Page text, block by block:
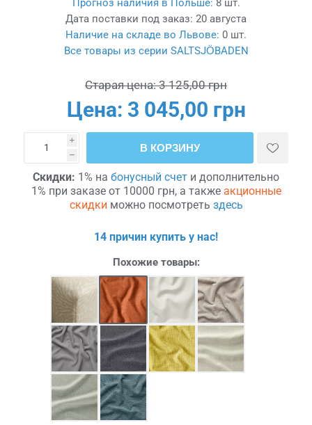
Прогноз наличия в Польше: 8 шт.
Дата поставки под заказ: 20 августа
Наличие на складе во Львове: 0 шт.
Все товары из серии SALTSJÖBADEN
Старая цена: 3 125,00 грн
Цена: 3 045,00 грн
i
h
В КОРЗИНУ
Скидки: 1% на бонусный счет и дополнительно
1% при заказе от 10000 грн, а также акционные
скидки можно посмотреть здесь
14 причин купить у нас!
Похожие товары: